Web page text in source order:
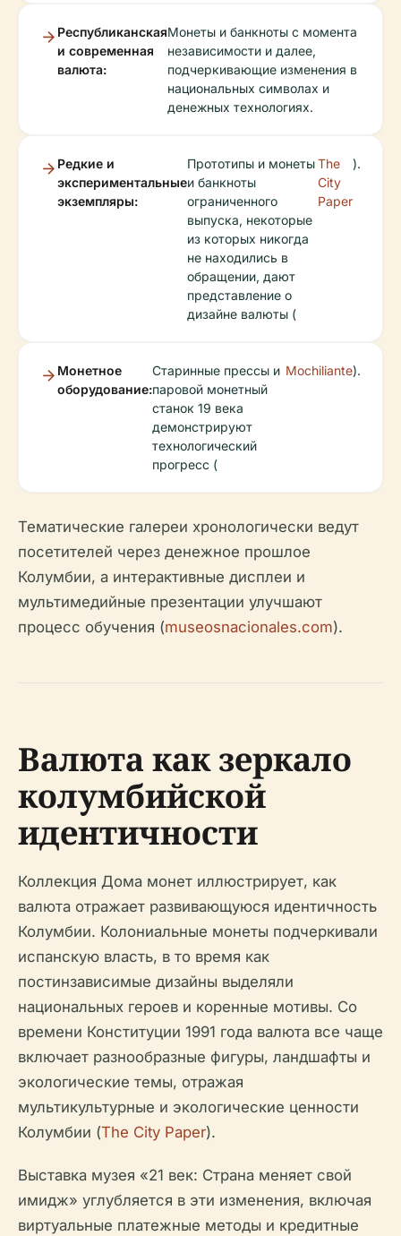
Республиканская
и современная
валюта:
Монеты и банкноты с момента
независимости и далее,
подчеркивающие изменения в
национальных символах и
денежных технологиях.
Редкие и
экспериментальные
экземпляры:
Прототипы и монеты
и банкноты
ограниченного
выпуска, некоторые
из которых никогда
не находились в
обращении, дают
представление о
дизайне валюты (
The
City
Paper
).
Монетное
оборудование:
Старинные прессы и
паровой монетный
станок 19 века
демонстрируют
технологический
прогресс (
Mochiliante).
Тематические галереи хронологически ведут
посетителей через денежное прошлое
Колумбии, а интерактивные дисплеи и
мультимедийные презентации улучшают
процесс обучения (museosnacionales.com).
Валюта как зеркало
колумбийской
идентичности
Коллекция Дома монет иллюстрирует, как
валюта отражает развивающуюся идентичность
Колумбии. Колониальные монеты подчеркивали
испанскую власть, в то время как
постинзависимые дизайны выделяли
национальных героев и коренные мотивы. Со
времени Конституции 1991 года валюта все чаще
включает разнообразные фигуры, ландшафты и
экологические темы, отражая
мультикультурные и экологические ценности
Колумбии (The City Paper).
Выставка музея «21 век: Страна меняет свой
имидж» углубляется в эти изменения, включая
виртуальные платежные методы и кредитные